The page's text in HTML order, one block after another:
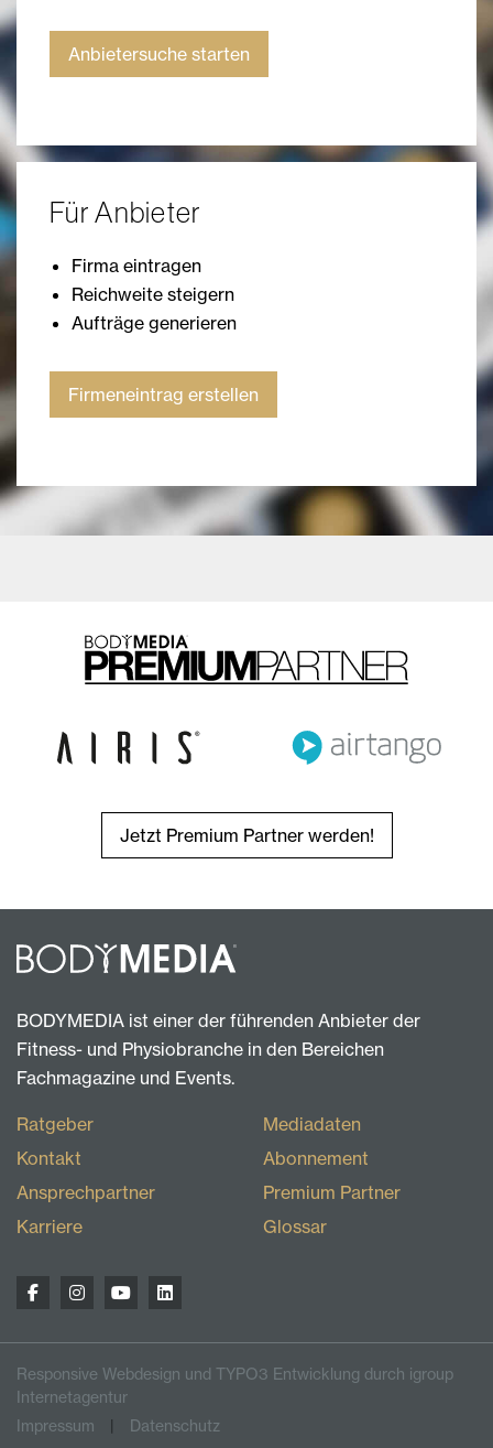
Anbietersuche starten
Für Anbieter
Firma eintragen
Reichweite steigern
Aufträge generieren
Firmeneintrag erstellen
Jetzt Premium Partner werden!
BODYMEDIA ist einer der führenden Anbieter der
Fitness- und Physiobranche in den Bereichen
Fachmagazine und Events.
Ratgeber
Kontakt
Ansprechpartner
Karriere
Mediadaten
Abonnement
Premium Partner
Glossar
Responsive Webdesign und TYPO3 Entwicklung durch igroup
Internetagentur
Impressum
Datenschutz